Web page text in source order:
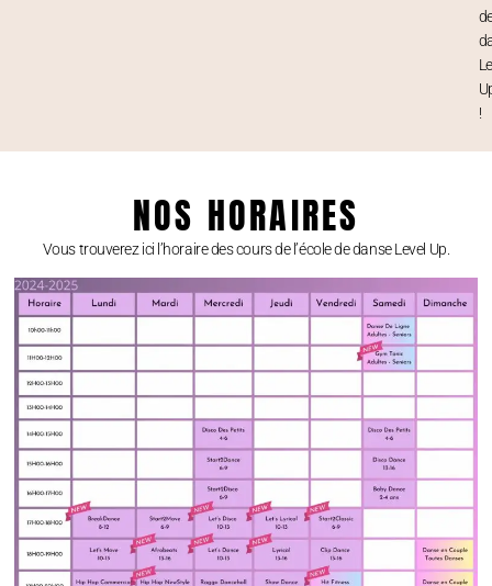
!
NOS HORAIRES
Vous trouverez ici l’horaire des cours de l’école de danse Level Up.